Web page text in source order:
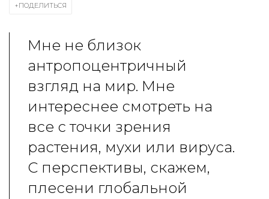
ПОДЕЛИТЬСЯ
Мне не близок
антропоцентричный
взгляд на мир. Мне
интереснее смотреть на
все с точки зрения
растения, мухи или вируса.
С перспективы, скажем,
плесени глобальной